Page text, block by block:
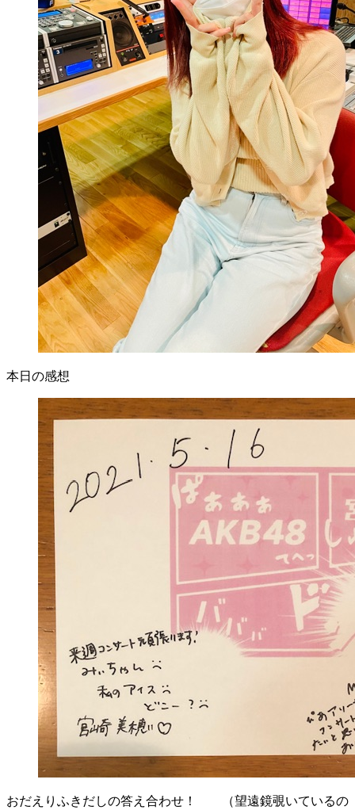
本日の感想
おだえりふきだしの答え合わせ！ （望遠鏡覗いているの